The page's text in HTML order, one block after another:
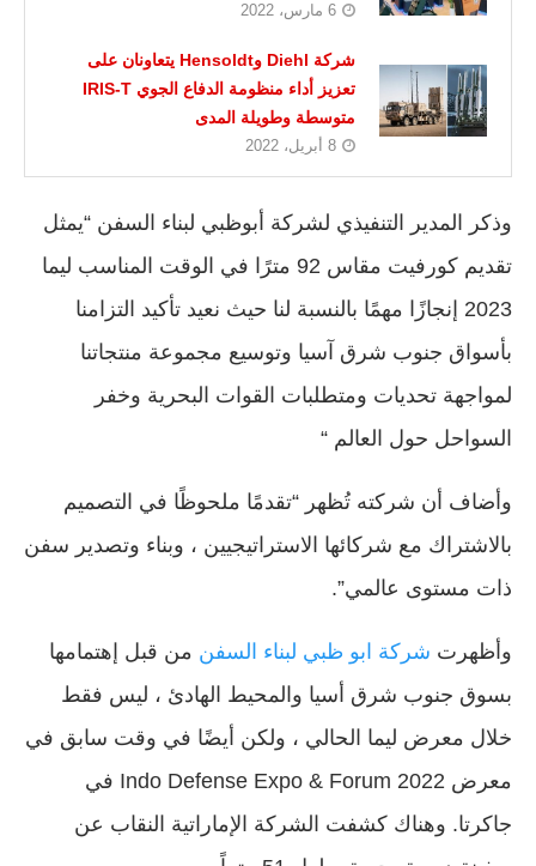
6 مارس، 2022
شركة Diehl وHensoldt يتعاونان على
تعزيز أداء منظومة الدفاع الجوي IRIS-T
متوسطة وطويلة المدى
8 أبريل، 2022
وذكر المدير التنفيذي لشركة أبوظبي لبناء السفن “يمثل
تقديم كورفيت مقاس 92 مترًا في الوقت المناسب ليما
2023 إنجازًا مهمًا بالنسبة لنا حيث نعيد تأكيد التزامنا
بأسواق جنوب شرق آسيا وتوسيع مجموعة منتجاتنا
لمواجهة تحديات ومتطلبات القوات البحرية وخفر
السواحل حول العالم “
وأضاف أن شركته تُظهر “تقدمًا ملحوظًا في التصميم
بالاشتراك مع شركائها الاستراتيجيين ، وبناء وتصدير سفن
ذات مستوى عالمي”.
وأظهرت شركة ابو ظبي لبناء السفن من قبل إهتمامها
بسوق جنوب شرق أسيا والمحيط الهادئ ، ليس فقط
خلال معرض ليما الحالي ، ولكن أيضًا في وقت سابق في
معرض Indo Defense Expo & Forum 2022 في
جاكرتا. وهناك كشفت الشركة الإماراتية النقاب عن